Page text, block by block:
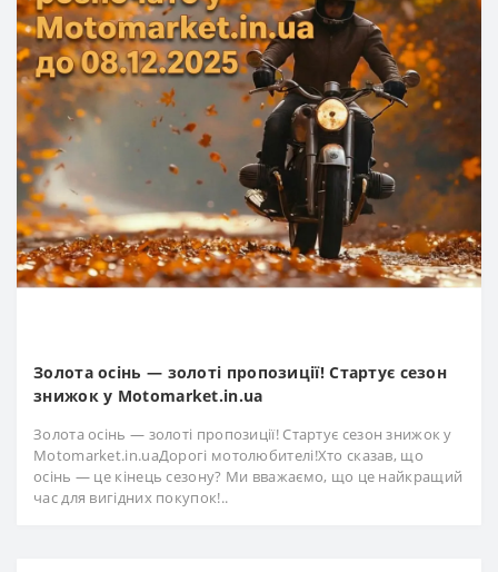
Золота осінь — золоті пропозиції! Стартує сезон
знижок у Motomarket.in.ua
Золота осінь — золоті пропозиції! Стартує сезон знижок у
Motomarket.in.uaДорогі мотолюбителі!Хто сказав, що
осінь — це кінець сезону? Ми вважаємо, що це найкращий
час для вигідних покупок!..